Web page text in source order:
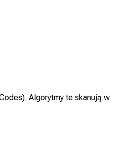
Algorytmy te skanują w